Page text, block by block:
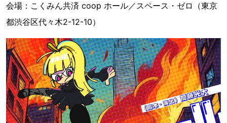
会場：こくみん共済 coop ホール／スペース・ゼロ（東京
都渋谷区代々木2-12-10）